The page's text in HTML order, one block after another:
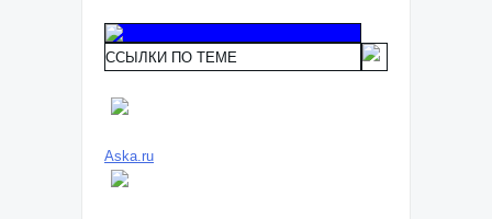
ССЫЛКИ ПО ТЕМЕ
Aska.ru